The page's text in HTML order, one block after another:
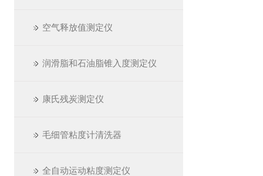
空气释放值测定仪
润滑脂和石油脂锥入度测定仪
康氏残炭测定仪
毛细管粘度计清洗器
全自动运动粘度测定仪